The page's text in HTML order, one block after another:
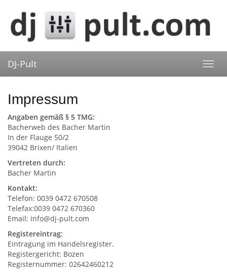
main
content
DJ-Pult
Impressum
Angaben gemäß § 5 TMG:
Bacherweb des Bacher Martin
In der Flauge 50/2
39042 Brixen/ Italien
Vertreten durch:
Bacher Martin
Kontakt:
Telefon: 0039 0472 670508
Telefax:0039 0472 670360
Email: info@dj-pult.com
Registereintrag:
Eintragung im Handelsregister.
Registergericht: Bozen
Registernummer: 02642460212